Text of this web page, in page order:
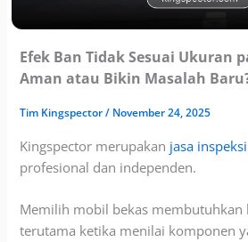
Efek Ban Tidak Sesuai Ukuran
Aman atau Bikin Masalah
Tim Kingspector/ November 24, 2025
Kingspector merupakan jasa
profesional dan independen.
Memilih mobil bekas membutuhkan
terutama ketika menilai komponen